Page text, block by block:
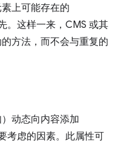
上可能存在的
。这样一来，CMS 或其
方法，而不会与重复的
动态向内容添加
考虑的因素。此属性可